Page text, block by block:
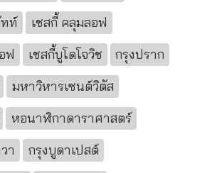
ท์
เชสกี้ คลุมลอฟ
ฟ
เชสกี้บูโดโจวิช
กรุงปราก
มหาวิหารเซนต์วิตัส
หอนาฬิกาดาราศาสตร์
า
กรุงบูดาเปสต์